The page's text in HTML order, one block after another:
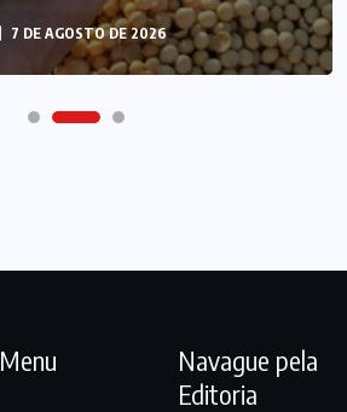
7 DE AGOSTO DE 2026
Menu
Navague pela
Editoria